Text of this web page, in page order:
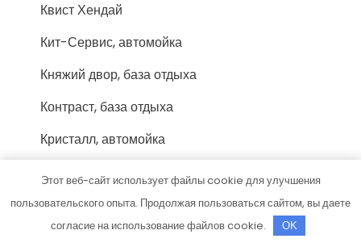
Квист Хендай
Кит-Сервис, автомойка
Княжий двор, база отдыха
Контраст, база отдыха
Кристалл, автомойка
Куршевель, сауна
Куршевель, сауна
Лада-Сервис, официальный дилер LADA
Этот веб-сайт использует файлы cookie для улучшения
пользовательского опыта. Продолжая пользоваться сайтом, вы даете
согласие на использование файлов cookie.
OK